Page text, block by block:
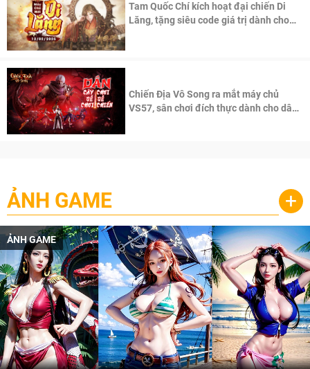
Tam Quốc Chí kích hoạt đại chiến Di
Lăng, tặng siêu code giá trị dành cho
Chiến Địa Vô Song ra mắt máy chủ
VS57, sân chơi đích thực dành cho dân
ẢNH GAME +
ẢNH GAME